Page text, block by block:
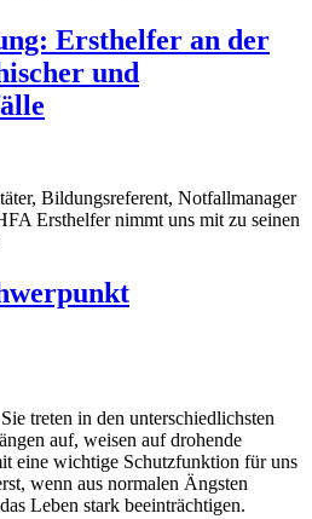
Ersthelfer an der
und
Bildungsreferent, Notfallmanager
Ersthelfer nimmt uns mit zu seinen
treten in den unterschiedlichsten
auf, weisen auf drohende
eine wichtige Schutzfunktion für uns
wenn aus normalen Ängsten
Leben stark beeinträchtigen.